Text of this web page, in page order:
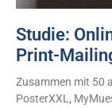
Studie:
Print-
Zusammen mit 50
PosterXXL,